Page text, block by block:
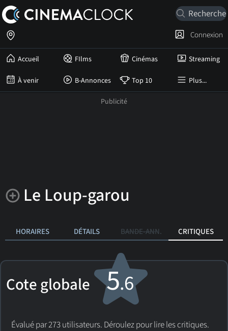
Accueil FIlms Cinémas Streaming
À venir B-Annonces Top 10 Plus...
Connexion
Le Loup-garou
HORAIRES DÉTAILS BANDE-ANN. CRITIQUES
Cote globale 5.6
Évalué par 273 utilisateurs. Déroulez pour lire les critiques.